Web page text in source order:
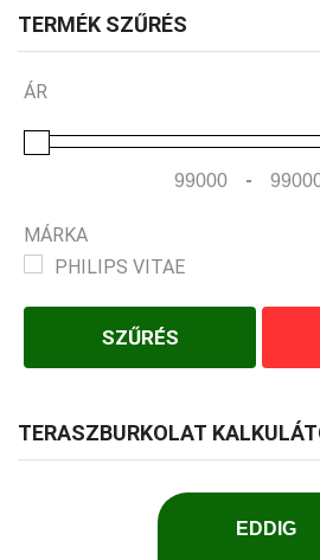
TERMÉK SZŰRÉS
ÁR
-
MÁRKA
PHILIPS VITAE
SZŰRÉS
TERASZBURKOLAT